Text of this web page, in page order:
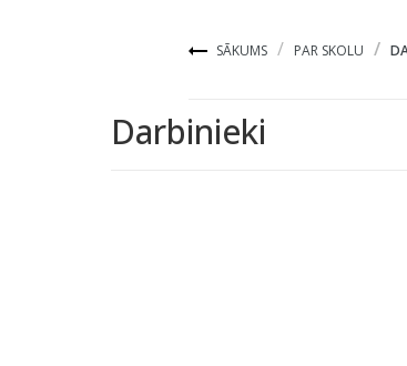
SĀKUMS PAR SKOLU
Darbinieki